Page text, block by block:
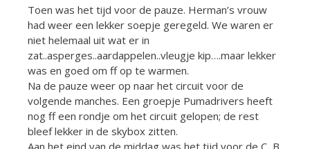
Toen was het tijd voor de pauze. Herman’s vrouw
had weer een lekker soepje geregeld. We waren er
niet helemaal uit wat er in
zat..asperges..aardappelen..vleugje kip….maar lekker
was en goed om ff op te warmen.
Na de pauze weer op naar het circuit voor de
volgende manches. Een groepje Pumadrivers heeft
nog ff een rondje om het circuit gelopen; de rest
bleef lekker in de skybox zitten.
Aan het eind van de middag was het tijd voor de C, B